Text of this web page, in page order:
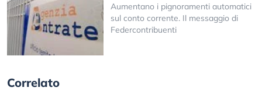
Aumentano i pignoramenti automatici
sul conto corrente. Il messaggio di
Federcontribuenti
Correlato